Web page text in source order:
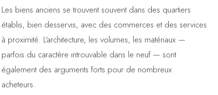
Les biens anciens se trouvent souvent dans des quartiers
établis, bien desservis, avec des commerces et des services
à proximité. L'architecture, les volumes, les matériaux —
parfois du caractère introuvable dans le neuf — sont
également des arguments forts pour de nombreux
acheteurs.